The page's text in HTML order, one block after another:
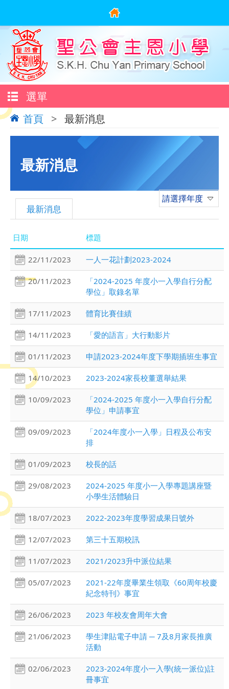
選單
首頁 > 最新消息
最新消息
請選擇年度
最新消息
日期 標題
22/11/2023 一人一花計劃2023-2024
20/11/2023
「2024-2025 年度小一入學自行分配
學位」取錄名單
17/11/2023 體育比賽佳績
14/11/2023 「愛的語言」大行動影片
01/11/2023 申請2023-2024年度下學期插班生事宜
14/10/2023 2023-2024家長校董選舉結果
10/09/2023
「2024-2025 年度小一入學自行分配
學位」申請事宜
09/09/2023
「2024年度小一入學」日程及公布安
排
01/09/2023 校長的話
29/08/2023
2024-2025 年度小一入學專題講座暨
小學生活體驗日
18/07/2023 2022-2023年度學習成果日號外
12/07/2023 第三十五期校訊
11/07/2023 2021/2023升中派位結果
05/07/2023
2021-22年度畢業生領取《60周年校慶
紀念特刊》事宜
26/06/2023 2023 年校友會周年大會
21/06/2023
學生津貼電子申請 ─ 7及8月家長推廣
活動
02/06/2023
2023-2024年度小一入學(統一派位)註
冊事宜